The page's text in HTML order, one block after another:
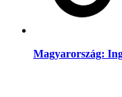
Magyarország: